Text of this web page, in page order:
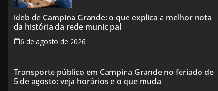
ideb de Campina Grande: o que explica a melhor nota
da história da rede municipal
6 de agosto de 2026
Transporte público em Campina Grande no feriado de
5 de agosto: veja horários e o que muda